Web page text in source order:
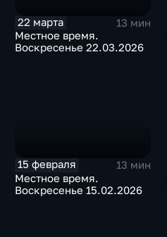
22 марта
13 мин
Местное время.
Воскресенье 22.03.2026
15 февраля
13 мин
Местное время.
Воскресенье 15.02.2026